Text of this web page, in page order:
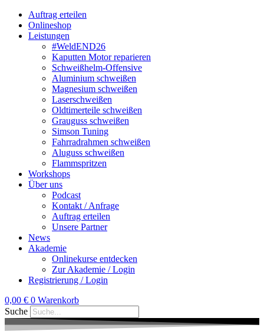
Auftrag erteilen
Onlineshop
Leistungen
#WeldEND26
Kaputten Motor reparieren
Schweißhelm-Offensive
Aluminium schweißen
Magnesium schweißen
Laserschweißen
Oldtimerteile schweißen
Grauguss schweißen
Simson Tuning
Fahrradrahmen schweißen
Aluguss schweißen
Flammspritzen
Workshops
Über uns
Podcast
Kontakt / Anfrage
Auftrag erteilen
Unsere Partner
News
Akademie
Onlinekurse entdecken
Zur Akademie / Login
Registrierung / Login
0,00 € 0 Warenkorb
Suche